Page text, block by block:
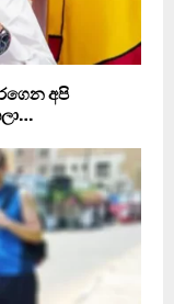
අපි